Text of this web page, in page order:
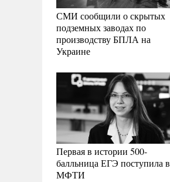
СМИ сообщили о скрытых
подземных заводах по
производству БПЛА на
Украине
Первая в истории 500-
балльница ЕГЭ поступила в
МФТИ